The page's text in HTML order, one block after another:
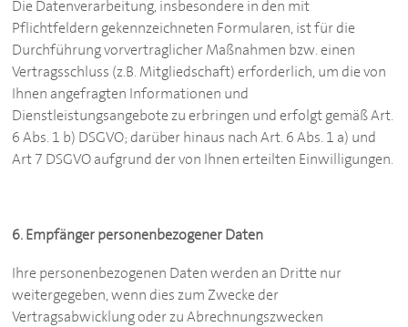
Die Datenverarbeitung, insbesondere in den mit
Pflichtfeldern gekennzeichneten Formularen, ist für die
Durchführung vorvertraglicher Maßnahmen bzw. einen
Vertragsschluss (z.B. Mitgliedschaft) erforderlich, um die von
Ihnen angefragten Informationen und
Dienstleistungsangebote zu erbringen und erfolgt gemäß Art.
6 Abs. 1 b) DSGVO; darüber hinaus nach Art. 6 Abs. 1 a) und
Art 7 DSGVO aufgrund der von Ihnen erteilten Einwilligungen.
6. Empfänger personenbezogener Daten
Ihre personenbezogenen Daten werden an Dritte nur
weitergegeben, wenn dies zum Zwecke der
Vertragsabwicklung oder zu Abrechnungszwecken